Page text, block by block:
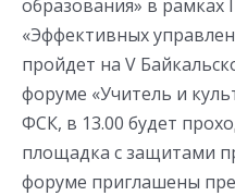
образования» в рамках
«Эффективных
пройдет на V
форуме «Учитель и
ФСК, в 13.00 будет
площадка с защитами
форуме приглашены